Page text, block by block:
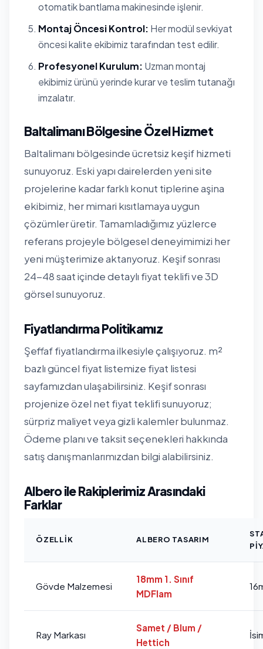
otomatik bantlama makinesinde işlenir.
Montaj Öncesi Kontrol: Her modül sevkiyat
öncesi kalite ekibimiz tarafından test edilir.
Profesyonel Kurulum: Uzman montaj
ekibimiz ürünü yerinde kurar ve teslim tutanağı
imzalatır.
Baltalimanı Bölgesine Özel Hizmet
Baltalimanı bölgesinde ücretsiz keşif hizmeti
sunuyoruz. Eski yapı dairelerden yeni site
projelerine kadar farklı konut tiplerine aşina
ekibimiz, her mimari kısıtlamaya uygun
çözümler üretir. Tamamladığımız yüzlerce
referans projeyle bölgesel deneyimimizi her
yeni müşterimize aktarıyoruz. Keşif sonrası
24-48 saat içinde detaylı fiyat teklifi ve 3D
görsel sunuyoruz.
Fiyatlandırma Politikamız
Şeffaf fiyatlandırma ilkesiyle çalışıyoruz. m²
bazlı güncel fiyat listemize fiyat listesi
sayfamızdanulaşabilirsiniz. Keşif sonrası
projenize özel net fiyat teklifi sunuyoruz;
sürpriz maliyet veya gizli kalemler bulunmaz.
Ödeme planı ve taksit seçenekleri hakkında
satış danışmanlarımızdan bilgi alabilirsiniz.
Albero ile Rakiplerimiz Arasındaki
Farklar
ÖZELLIK ALBERO TASARIM
Gövde Malzemesi
18mm 1. Sınıf
MDFlam
Ray Markası
Samet / Blum /
Hettich